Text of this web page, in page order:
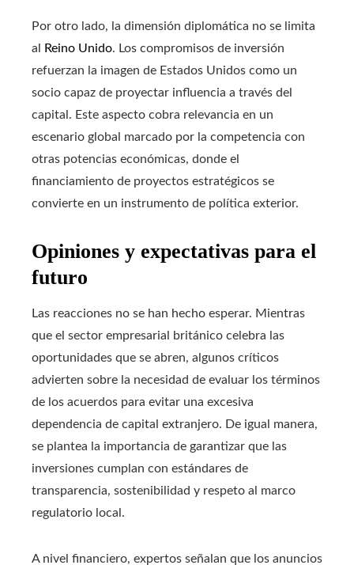
Por otro lado, la dimensión diplomática no se limita
al
Reino Unido. Los compromisos de inversión
refuerzan la imagen de Estados Unidos como un
socio capaz de proyectar influencia a través del
capital. Este aspecto cobra relevancia en un
escenario global marcado por la competencia con
otras potencias económicas, donde el
financiamiento de proyectos estratégicos se
convierte en un instrumento de política exterior.
Opiniones y expectativas para el
futuro
Las reacciones no se han hecho esperar. Mientras
que el sector empresarial británico celebra las
oportunidades que se abren, algunos críticos
advierten sobre la necesidad de evaluar los términos
de los acuerdos para evitar una excesiva
dependencia de capital extranjero. De igual manera,
se plantea la importancia de garantizar que las
inversiones cumplan con estándares de
transparencia, sostenibilidad y respeto al marco
regulatorio local.
A nivel financiero, expertos señalan que los anuncios